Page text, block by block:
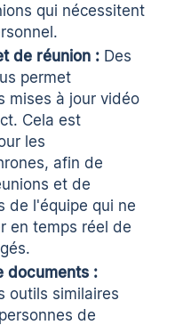
qui nécessitent
de réunion : Des
permet
mises à jour vidéo
. Cela est
les
afin de
et de
de l'équipe qui ne
en temps réel de
documents :
outils similaires
de